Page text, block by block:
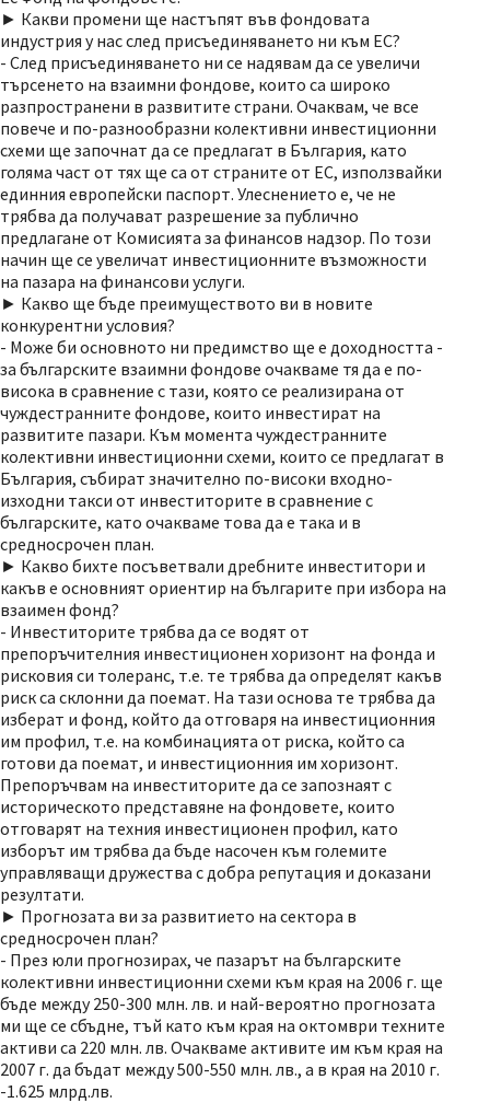
► Какви промени ще настъпят във фондовата
индустрия у нас след присъединяването ни към ЕС?
- След присъединяването ни се надявам да се увеличи
търсенето на взаимни фондове, които са широко
разпространени в развитите страни. Очаквам, че все
повече и по-разнообразни колективни инвестиционни
схеми ще започнат да се предлагат в България, като
голяма част от тях ще са от страните от ЕС, използвайки
единния европейски паспорт. Улеснението е, че не
трябва да получават разрешение за публично
предлагане от Комисията за финансов надзор. По този
начин ще се увеличат инвестиционните възможности
на пазара на финансови услуги.
► Какво ще бъде преимуществото ви в новите
конкурентни условия?
- Може би основното ни предимство ще е доходността -
за българските взаимни фондове очакваме тя да е по-
висока в сравнение с тази, която се реализирана от
чуждестранните фондове, които инвестират на
развитите пазари. Към момента чуждестранните
колективни инвестиционни схеми, които се предлагат в
България, събират значително по-високи входно-
изходни такси от инвеститорите в сравнение с
българските, като очакваме това да е така и в
средносрочен план.
► Какво бихте посъветвали дребните инвеститори и
какъв е основният ориентир на българите при избора на
взаимен фонд?
- Инвеститорите трябва да се водят от
препоръчителния инвестиционен хоризонт на фонда и
рисковия си толеранс, т.е. те трябва да определят какъв
риск са склонни да поемат. На тази основа те трябва да
изберат и фонд, който да отговаря на инвестиционния
им профил, т.е. на комбинацията от риска, който са
готови да поемат, и инвестиционния им хоризонт.
Препоръчвам на инвеститорите да се запознаят с
историческото представяне на фондовете, които
отговарят на техния инвестиционен профил, като
изборът им трябва да бъде насочен към големите
управляващи дружества с добра репутация и доказани
резултати.
► Прогнозата ви за развитието на сектора в
средносрочен план?
- През юли прогнозирах, че пазарът на българските
колективни инвестиционни схеми към края на 2006 г. ще
бъде между 250-300 млн. лв. и най-вероятно прогнозата
ми ще се сбъдне, тъй като към края на октомври техните
активи са 220 млн. лв. Очакваме активите им към края на
2007 г. да бъдат между 500-550 млн. лв., а в края на 2010 г.
-1.625 млрд.лв.